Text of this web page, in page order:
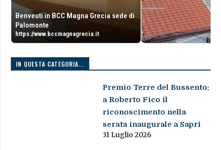
Benveuti in BCC Magna Grecia sede di
Palomonte
https://www.bccmagnagrecia.it
IN QUESTA CATEGORIA...
Premio Terre del Bussento:
a Roberto Fico il
riconoscimento nella
serata inaugurale a Sapri
31 Luglio 2026